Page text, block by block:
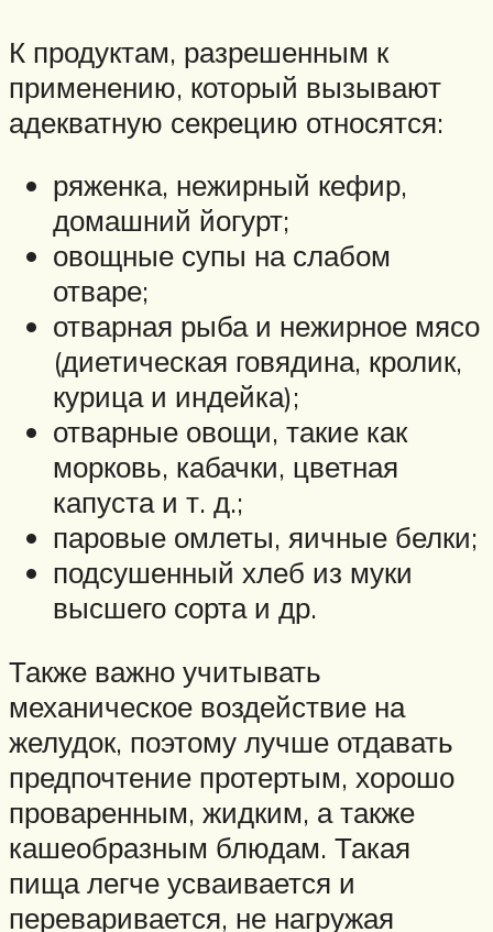
К продуктам, разрешенным к
применению, который вызывают
адекватную секрецию относятся:
ряженка, нежирный кефир,
домашний йогурт;
овощные супы на слабом
отваре;
отварная рыба и нежирное мясо
(диетическая говядина, кролик,
курица и индейка);
отварные овощи, такие как
морковь, кабачки, цветная
капуста и т. д.;
паровые омлеты, яичные белки;
подсушенный хлеб из муки
высшего сорта и др.
Также важно учитывать
механическое воздействие на
желудок, поэтому лучше отдавать
предпочтение протертым, хорошо
проваренным, жидким, а также
кашеобразным блюдам. Такая
пища легче усваивается и
переваривается, не нагружая